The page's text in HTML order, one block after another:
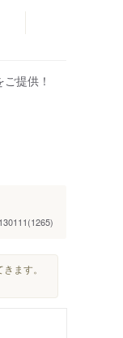
提供！
ます。